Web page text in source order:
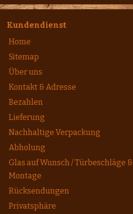
Kundendienst
Home
Sitemap
Über uns
Kontakt & Adresse
Bezahlen
Lieferung
Nachhaltige Verpackung
Abholung
Glas auf Wunsch / Türbeschläge &
Montage
Rücksendungen
Privatsphäre